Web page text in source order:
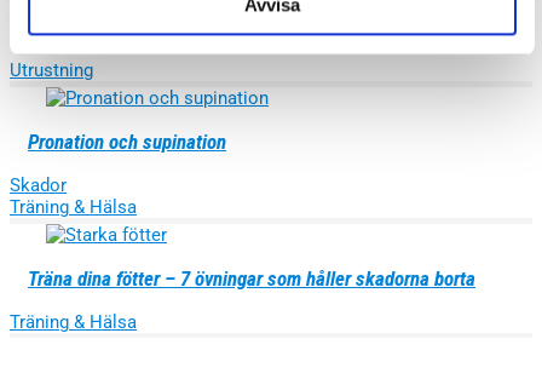
Avvisa
Varför du ska äga fler än ett par löparskor
Utrustning
Pronation och supination
Skador
Träning & Hälsa
Träna dina fötter – 7 övningar som håller skadorna borta
Träning & Hälsa